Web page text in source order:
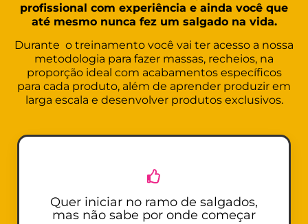
profissional com experiência e ainda você que
até mesmo nunca fez um salgado na vida.
Durante o treinamento você vai ter acesso a nossa
metodologia para fazer massas, recheios, na
proporção ideal com acabamentos específicos
para cada produto, além de aprender produzir em
larga escala e desenvolver produtos exclusivos.
Quer iniciar no ramo de salgados,
mas não sabe por onde começar